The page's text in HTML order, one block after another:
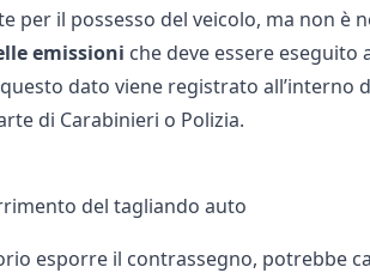
per il possesso del veicolo, ma non è
emissioni che deve essere
dato viene registrato
di Carabinieri o Polizia.
del tagliando auto
esporre il contrassegno, potrebbe